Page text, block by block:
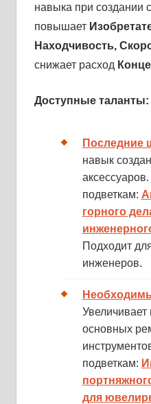
навыка при создании
повышает
Находчивость,
снижает расход
Доступные таланты:
Последние
навык
подветкам:
горного
Подходит
инженеров.
Увеличивает
основных
подветкам:
для